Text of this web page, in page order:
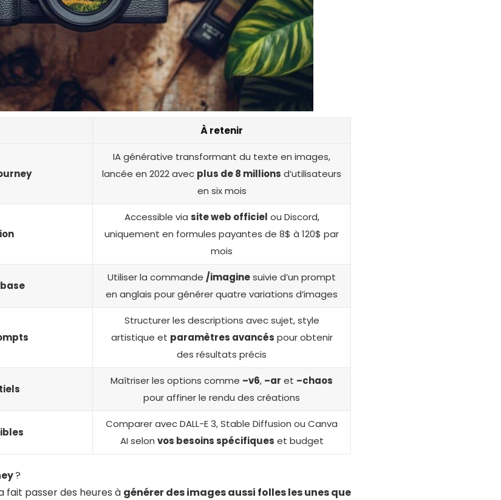
À retenir
IA générative transformant du texte en images,
lancée en 2022 avec plus de 8 millions d’utilisateurs
en six mois
Accessible via site web officiel ou Discord,
uniquement en formules payantes de 8$ à 120$ par
mois
Utiliser la commande /imaginesuivie d’un prompt
en anglais pour générer quatre variations d’images
Structurer les descriptions avec sujet, style
artistique et paramètres avancés pour obtenir
des résultats précis
Maîtriser les options comme –v6, –ar et –chaos
pour affiner le rendu des créations
Comparer avec DALL-E 3, Stable Diffusion ou Canva
AI selon vos besoins spécifiques et budget
?
fait passer des heures à générer des images aussi folles les unes que